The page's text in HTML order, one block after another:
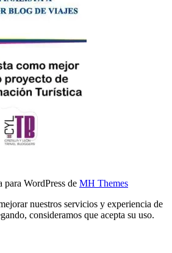
WordPress de MH Themes
nuestros servicios y experiencia de
consideramos que acepta su uso.